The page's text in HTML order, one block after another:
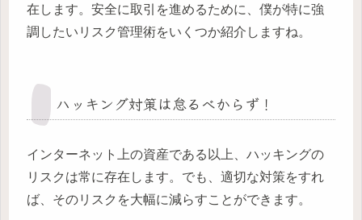
在します。安全に取引を進めるために、僕が特に強
調したいリスク管理術をいくつか紹介しますね。
ハッキング対策は怠るべからず！
インターネット上の資産である以上、ハッキングの
リスクは常に存在します。でも、適切な対策をすれ
ば、そのリスクを大幅に減らすことができます。